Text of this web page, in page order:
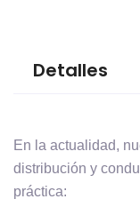
Detalles
En la actualidad,
distribución y
práctica: